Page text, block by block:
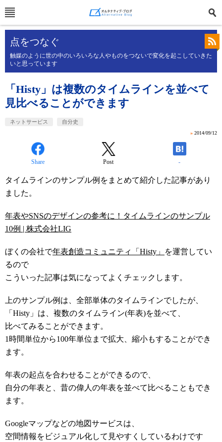
点をつなぐ
触媒のように世の中のいろいろな人やものをつないで変化を起こしていきた
いと思っています
「Histy」は複数のタイムラインを並べて
見比べることができます
ネットサービス 自分史
» 2014/09/12
Share Post -
タイムラインのサンプル例をまとめて紹介した記事があり
ました。
年表やSNSのデザインの参考に！タイムラインのサンプル
10例 | 株式会社LIG
ぼくの会社で年表創造コミュニティ「Histy」
を運営してい
るので
こういった記事は気になってよくチェックします。
上のサンプル例は、全部単体のタイムラインでしたが、
「Histy」は、複数のタイムライン(年表)を並べて、
比べてみることができます。
1時間単位から100年単位まで拡大、縮小もすることができ
ます。
年表の起点を合わせることができるので、
自分の年表と、昔の偉人の年表を並べて比べることもでき
ます。
Googleマップなどの地図サービスは、
空間情報をビジュアル化して見やすくしているわけです